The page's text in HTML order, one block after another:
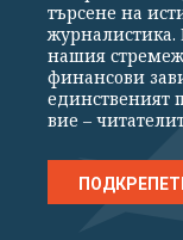
Това
и тялото
на болката.
търсене на
журналистика.
нашия
финансови
единственият
вие –